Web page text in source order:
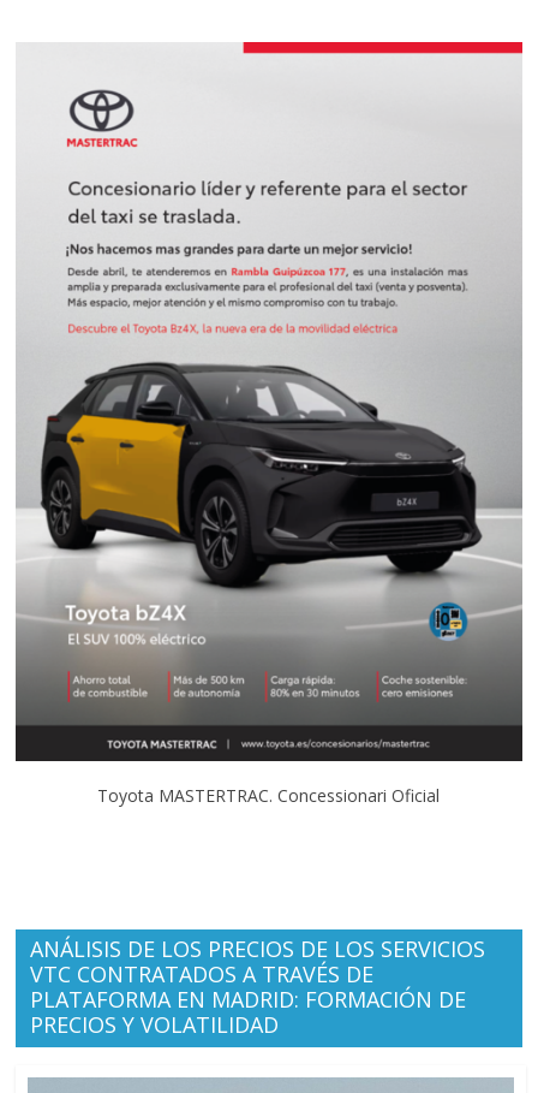
Toyota MASTERTRAC. Concessionari Oficial
ANÁLISIS DE LOS PRECIOS DE LOS SERVICIOS
VTC CONTRATADOS A TRAVÉS DE
PLATAFORMA EN MADRID: FORMACIÓN DE
PRECIOS Y VOLATILIDAD